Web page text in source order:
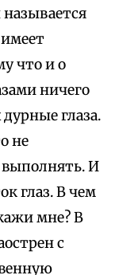
что и о
ничего
глаза.
не
И
глаз. В чем
мне? В
с